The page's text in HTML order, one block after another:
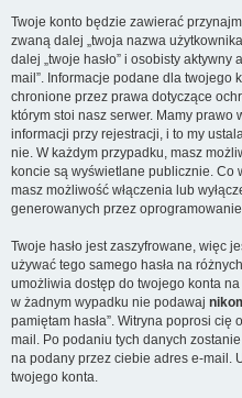
Twoje konto będzie zawierać
zwaną dalej „twoja nazwa
dalej „twoje hasło” i osobisty
mail”. Informacje podane dla twojego
chronione przez prawa dotyczące
którym stoi nasz serwer. Mamy
informacji przy rejestracji, i to my
nie. W każdym przypadku, masz
koncie są wyświetlane publicznie.
masz możliwość włączenia lub
generowanych przez
Twoje hasło jest zaszyfrowane, więc
używać tego samego hasła na
umożliwia dostęp do twojego konta
w żadnym wypadku nie podawaj
pamiętam hasła”. Witryna poprosi
mail. Po podaniu tych danych
na podany przez ciebie adres e-mail.
twojego konta.